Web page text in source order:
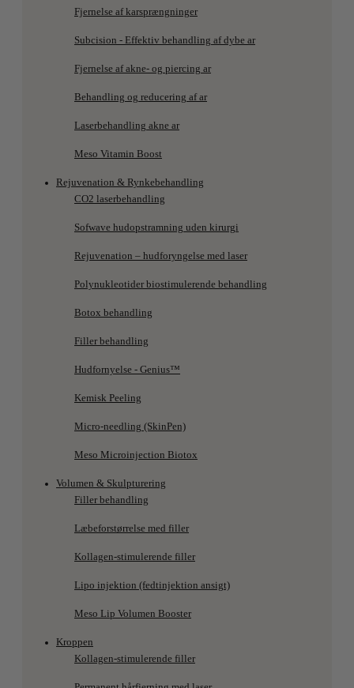
Fjernelse af karsprængninger
Subcision - Effektiv behandling af dybe ar
Fjernelse af akne- og piercing ar
Behandling og reducering af ar
Laserbehandling akne ar
Meso Vitamin Boost
Rejuvenation & Rynkebehandling
CO2 laserbehandling
Sofwave hudopstramning uden kirurgi
Rejuvenation – hudforyngelse med laser
Polynukleotider biostimulerende behandling
Botox behandling
Filler behandling
Hudfornyelse - Genius™
Kemisk Peeling
Micro-needling (SkinPen)
Meso Microinjection Biotox
Volumen & Skulpturering
Filler behandling
Læbeforstørrelse med filler
Kollagen-stimulerende filler
Lipo injektion (fedtinjektion ansigt)
Meso Lip Volumen Booster
Kroppen
Kollagen-stimulerende filler